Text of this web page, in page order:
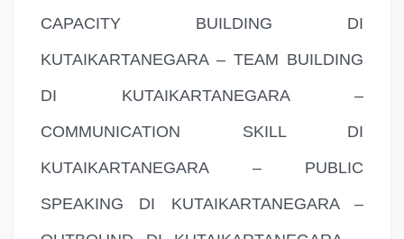
CAPACITY BUILDING DI
KUTAIKARTANEGARA – TEAM BUILDING
DI KUTAIKARTANEGARA –
COMMUNICATION SKILL DI
KUTAIKARTANEGARA – PUBLIC
SPEAKING DI KUTAIKARTANEGARA –